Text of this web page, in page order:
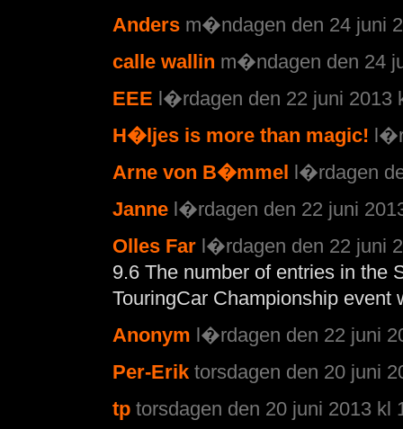
Anders m�ndagen den 24 juni
calle wallin m�ndagen den 24
EEE l�rdagen den 22 juni 2013
H�ljes is more than magic!
Arne von B�mmel l�rdagen
Janne l�rdagen den 22 juni
Olles Far l�rdagen den 22 juni
9.6 The number of entries in the
TouringCar Championship event
Anonym l�rdagen den 22 juni
Per-Erik torsdagen den 20 juni
tp torsdagen den 20 juni 2013 kl